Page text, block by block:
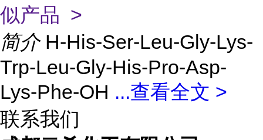
似产品 >
简介 H-His-Ser-Leu-Gly-Lys-
Trp-Leu-Gly-His-Pro-Asp-
Lys-Phe-OH ...查看全文 >
联系我们